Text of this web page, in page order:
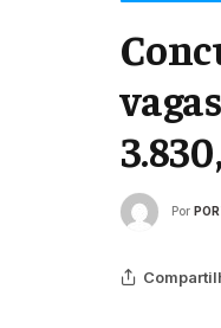
Por